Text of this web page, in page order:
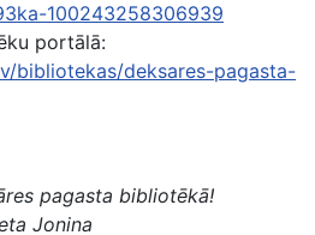
100243258306939
portālā:
bibliotekas/deksares-pagasta-
pagasta bibliotēkā!
Jonina